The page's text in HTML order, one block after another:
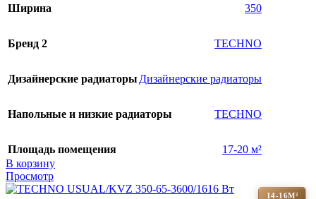
Ширина 350
Бренд 2 TECHNO
Дизайнерские радиаторы Дизайнерские радиаторы
Напольные и низкие радиаторы TECHNO
Площадь помещения
17-20 м²
В корзину
Просмотр
14-16М²